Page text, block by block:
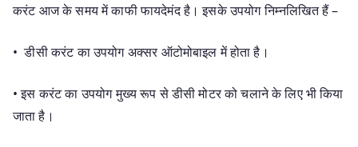
करंट आज के समय में काफी फायदेमंद है। इसके उपयोग निम्नलिखित हैं –
• डीसी करंट का उपयोग अक्सर ऑटोमोबाइल में होता है।
• इस करंट का उपयोग मुख्य रूप से डीसी मोटर को चलाने के लिए भी किया
जाता है।